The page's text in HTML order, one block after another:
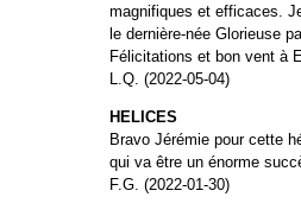
magnifiques et efficaces.
le dernière-née Glorieuse
Félicitations et bon vent à
L.Q. (2022-05-04)
HELICES
Bravo Jérémie pour cette
qui va être un énorme
F.G. (2022-01-30)